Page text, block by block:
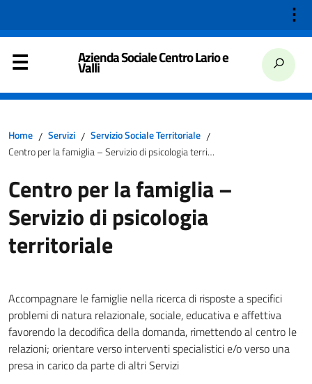
⋮
Azienda Sociale Centro Lario e
Valli
Home / Servizi / Servizio Sociale Territoriale /
Centro per la famiglia – Servizio di psicologia territoriale
Centro per la famiglia –
Servizio di psicologia
territoriale
Accompagnare le famiglie nella ricerca di risposte a specifici
problemi di natura relazionale, sociale, educativa e affettiva
favorendo la decodifica della domanda, rimettendo al centro le
relazioni; orientare verso interventi specialistici e/o verso una
presa in carico da parte di altri Servizi